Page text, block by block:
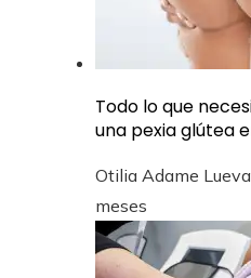
Todo lo que
una pexia glútea
Otilia Adame
meses